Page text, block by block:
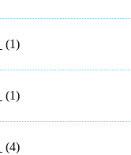
(1)
(1)
(4)